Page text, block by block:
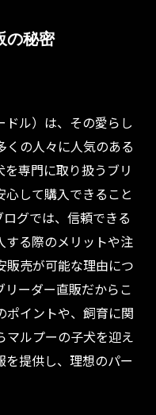
の秘密
ル）は、その愛らし
くの人々に人気のある
専門に取り扱うブリ
して購入できること
グでは、信頼できる
する際のメリットや注
販売が可能な理由につ
ーダー直販だからこ
ポイントや、飼育に関
マルプーの子犬を迎え
を提供し、理想のパー